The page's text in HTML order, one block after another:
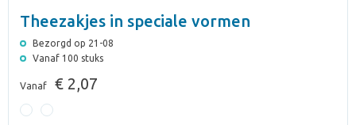
Theezakjes in speciale vormen
Bezorgd op 21-08
Vanaf 100 stuks
Vanaf € 2,07